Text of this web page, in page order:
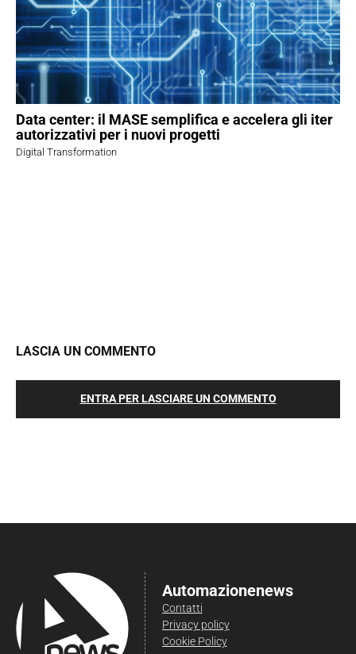
Data center: il MASE semplifica e accelera gli iter
autorizzativi per i nuovi progetti
Digital Transformation
LASCIA UN COMMENTO
ENTRA PER LASCIARE UN COMMENTO
Automazionenews
Contatti
Privacy policy
Cookie Policy